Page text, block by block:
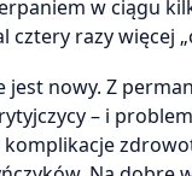
w ciągu
cztery razy więcej
jest nowy. Z
– i